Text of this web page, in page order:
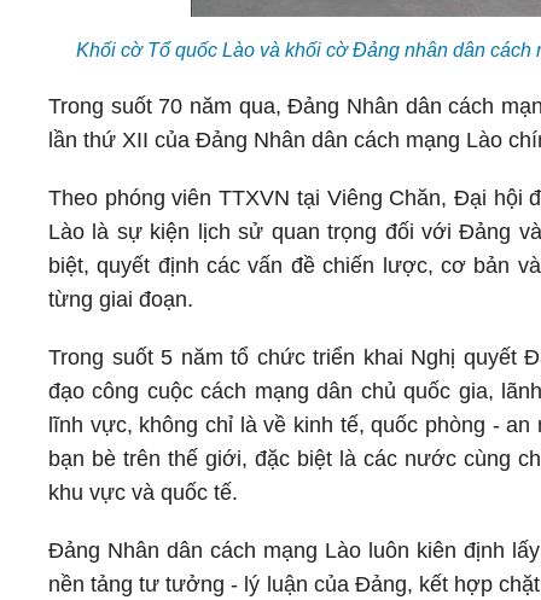
Khối cờ Tổ quốc Lào và khối cờ Đảng nhân dân
Trong suốt 70 năm qua, Đảng Nhân dân cách
lần thứ XII của Đảng Nhân dân cách mạng Lào
Theo phóng viên TTXVN tại Viêng Chăn, Đại hội
Lào là sự kiện lịch sử quan trọng đối với Đảng
biệt, quyết định các vấn đề chiến lược, cơ bản
từng giai đoạn.
Trong suốt 5 năm tổ chức triển khai Nghị quyết
đạo công cuộc cách mạng dân chủ quốc gia,
lĩnh vực, không chỉ là về kinh tế, quốc phòng -
bạn bè trên thế giới, đặc biệt là các nước cùng
khu vực và quốc tế.
Đảng Nhân dân cách mạng Lào luôn kiên định
nền tảng tư tưởng - lý luận của Đảng, kết hợp